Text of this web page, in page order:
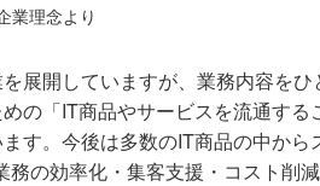
業理念より
展開していますが、業務内容を
の「IT商品やサービスを流通す
す。今後は多数のIT商品の中か
務の効率化・集客支援・コスト削